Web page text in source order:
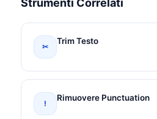
Strumenti Correlati
✂
Trim Testo
!
Rimuovere Punctuation